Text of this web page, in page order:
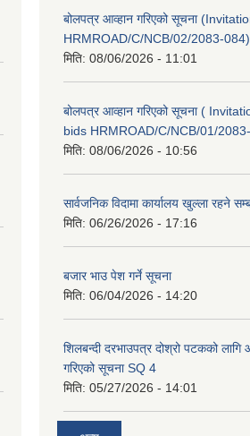
बोलपत्र आव्हान गरिएको सूचना
HRMROAD/C/NCB/02/2083-084)
मिति: 08/06/2026 - 11:01
बोलपत्र आव्हान गरिएको सूचना (
bids HRMROAD/C/NCB/01/
मिति: 08/06/2026 - 10:56
सार्वजनिक विदामा कार्यालय खुल्ला रहने
मिति: 06/26/2026 - 17:16
बजार भाउ पेश गर्ने सूचना
मिति: 06/04/2026 - 14:20
शिलबन्दी दरभाउपत्र दोश्रो पटकको लागि
गरिएको सूचना SQ 4
मिति: 05/27/2026 - 14:01